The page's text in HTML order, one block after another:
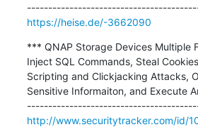
https://heise.de/-3662090
*** QNAP Storage Devices Multiple
Inject SQL Commands, Steal
Scripting and Clickjacking Attacks,
Sensitive Informaiton, and Execute
http://www.securitytracker.com/id/